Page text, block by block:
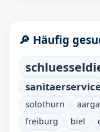
🔎 Häufig
solothurn
freiburg
biel